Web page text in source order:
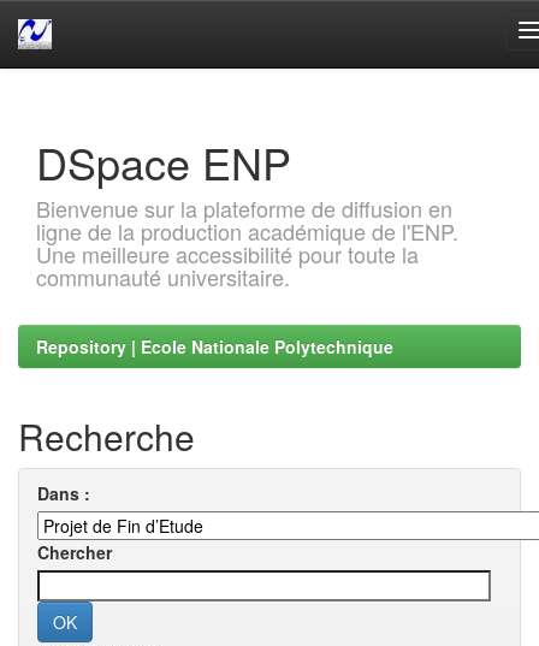
DSpace ENP
Bienvenue sur la plateforme de diffusion en
ligne de la production académique de l'ENP.
Une meilleure accessibilité pour toute la
communauté universitaire.
Repository | Ecole Nationale Polytechnique
Recherche
Dans :
Chercher